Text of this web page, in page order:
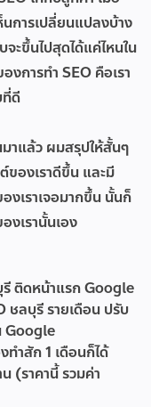
นการเปลี่ยนแปลงบ้าง
ะขึ้นไปสุดได้แค่ไหนใน
งการทำ SEO คือเรา
ดี
าแล้ว ผมสรุปให้สั้นๆ
ของเราดีขึ้น และมี
งเราเจอมากขึ้น นั้นก็
งเรานั้นเอง
ติดหน้าแรก Google
ชลบุรี รายเดือนปรับ
Google
ำสัก 1 เดือนก็ได้
(ราคานี้ รวมค่า